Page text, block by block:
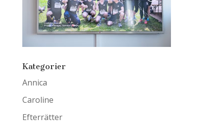
Kategorier
Annica
Caroline
Efterrätter